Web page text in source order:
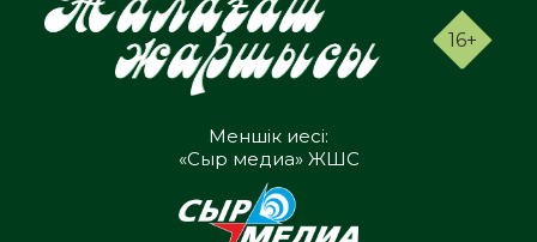
16+
Меншік иесі:
«Сыр медиа» ЖШС